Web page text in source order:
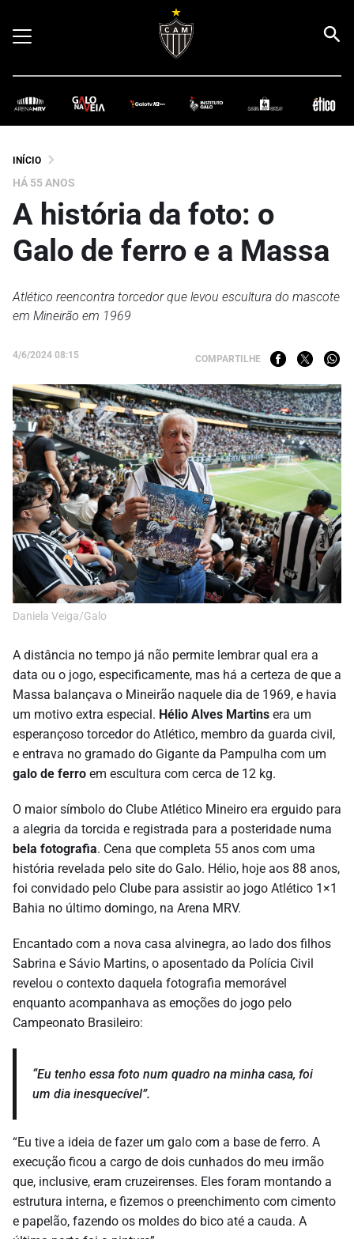
INÍCIO
HÁ 55 ANOS
A história da foto: o
Galo de ferro e a Massa
Atlético reencontra torcedor que levou escultura do mascote
em Mineirão em 1969
4/6/2024 08:15 COMPARTILHE
Daniela Veiga/Galo
A distância no tempo já não permite lembrar qual era a
data ou o jogo, especificamente, mas há a certeza de que a
Massa balançava o Mineirão naquele dia de 1969, e havia
um motivo extra especial. Hélio Alves Martins era um
esperançoso torcedor do Atlético, membro da guarda civil,
e entrava no gramado do Gigante da Pampulha com um
galo de ferro em escultura com cerca de 12 kg.
O maior símbolo do Clube Atlético Mineiro era erguido para
a alegria da torcida e registrada para a posteridade numa
bela fotografia. Cena que completa 55 anos com uma
história revelada pelo site do Galo. Hélio, hoje aos 88 anos,
foi convidado pelo Clube para assistir ao jogo Atlético 1×1
Bahia no último domingo, na Arena MRV.
Encantado com a nova casa alvinegra, ao lado dos filhos
Sabrina e Sávio Martins, o aposentado da Polícia Civil
revelou o contexto daquela fotografia memorável
enquanto acompanhava as emoções do jogo pelo
Campeonato Brasileiro:
“Eu tenho essa foto num quadro na minha casa, foi
um dia inesquecível”.
“Eu tive a ideia de fazer um galo com a base de ferro. A
execução ficou a cargo de dois cunhados do meu irmão
que, inclusive, eram cruzeirenses. Eles foram montando a
estrutura interna, e fizemos o preenchimento com cimento
e papelão, fazendo os moldes do bico até a cauda. A